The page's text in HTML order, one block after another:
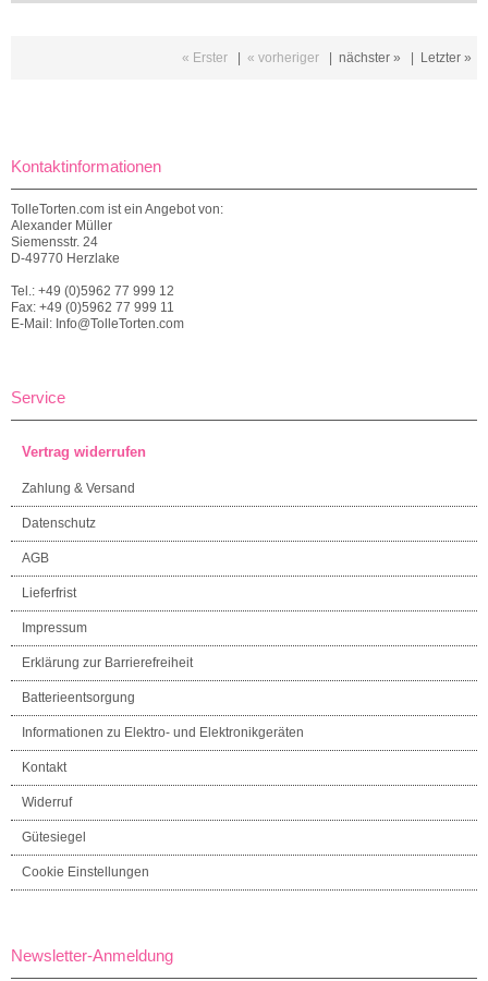
« Erster « vorheriger nächster » Letzter »
Kontaktinformationen
TolleTorten.com ist ein Angebot von:
Alexander Müller
Siemensstr. 24
D-49770 Herzlake
Tel.: +49 (0)5962 77 999 12
Fax: +49 (0)5962 77 999 11
E-Mail: Info@TolleTorten.com
Service
Vertrag widerrufen
Zahlung & Versand
Datenschutz
AGB
Lieferfrist
Impressum
Erklärung zur Barrierefreiheit
Batterieentsorgung
Informationen zu Elektro- und Elektronikgeräten
Kontakt
Widerruf
Gütesiegel
Cookie Einstellungen
Newsletter-Anmeldung